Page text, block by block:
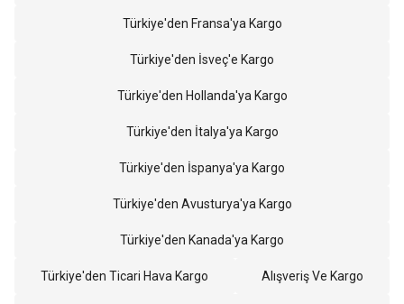
Türkiye'den Fransa'ya Kargo
Türkiye'den İsveç'e Kargo
Türkiye'den Hollanda'ya Kargo
Türkiye'den İtalya'ya Kargo
Türkiye'den İspanya'ya Kargo
Türkiye'den Avusturya'ya Kargo
Türkiye'den Kanada'ya Kargo
Türkiye'den Ticari Hava Kargo Alışveriş Ve Kargo